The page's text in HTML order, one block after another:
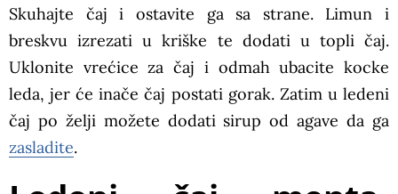
Skuhajte čaj i ostavite ga sa strane. Limun i
breskvu izrezati u kriške te dodati u topli čaj.
Uklonite vrećice za čaj i odmah ubacite kocke
leda, jer će inače čaj postati gorak. Zatim u ledeni
čaj po želji možete dodati sirup od agave da ga
zasladite.